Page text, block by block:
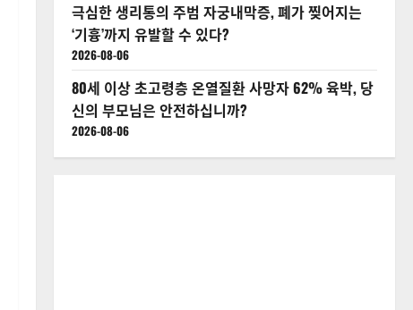
극심한 생리통의 주범 자궁내막증, 폐가 찢어지는
‘기흉’까지 유발할 수 있다?
2026-08-06
80세 이상 초고령층 온열질환 사망자 62% 육박, 당
신의 부모님은 안전하십니까?
2026-08-06